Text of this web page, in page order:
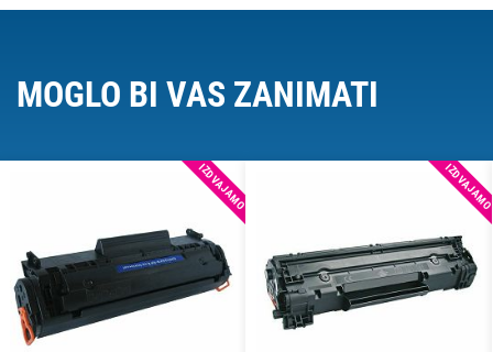
MOGLO BI VAS ZANIMATI
IZDVAJAMO